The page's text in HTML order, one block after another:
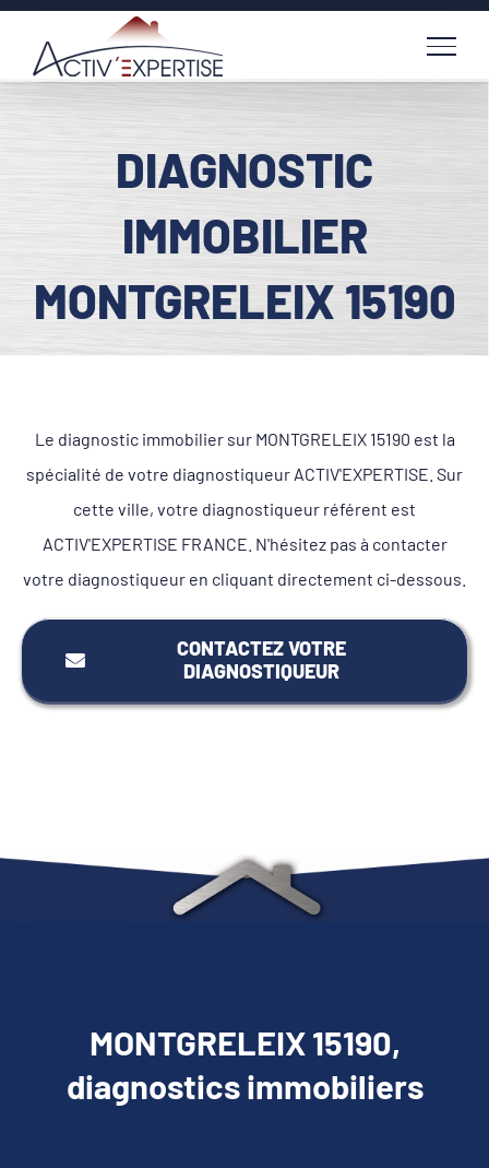
Passer
contenu
DIAGNOSTIC
IMMOBILIER
MONTGRELEIX 15190
Le diagnostic immobilier sur MONTGRELEIX 15190 est la
spécialité de votre diagnostiqueur ACTIV'EXPERTISE. Sur
cette ville, votre diagnostiqueur référent est
ACTIV'EXPERTISE FRANCE. N'hésitez pas à contacter
votre diagnostiqueur en cliquant directement ci-dessous.
CONTACTEZ VOTRE
DIAGNOSTIQUEUR
MONTGRELEIX 15190,
diagnostics immobiliers